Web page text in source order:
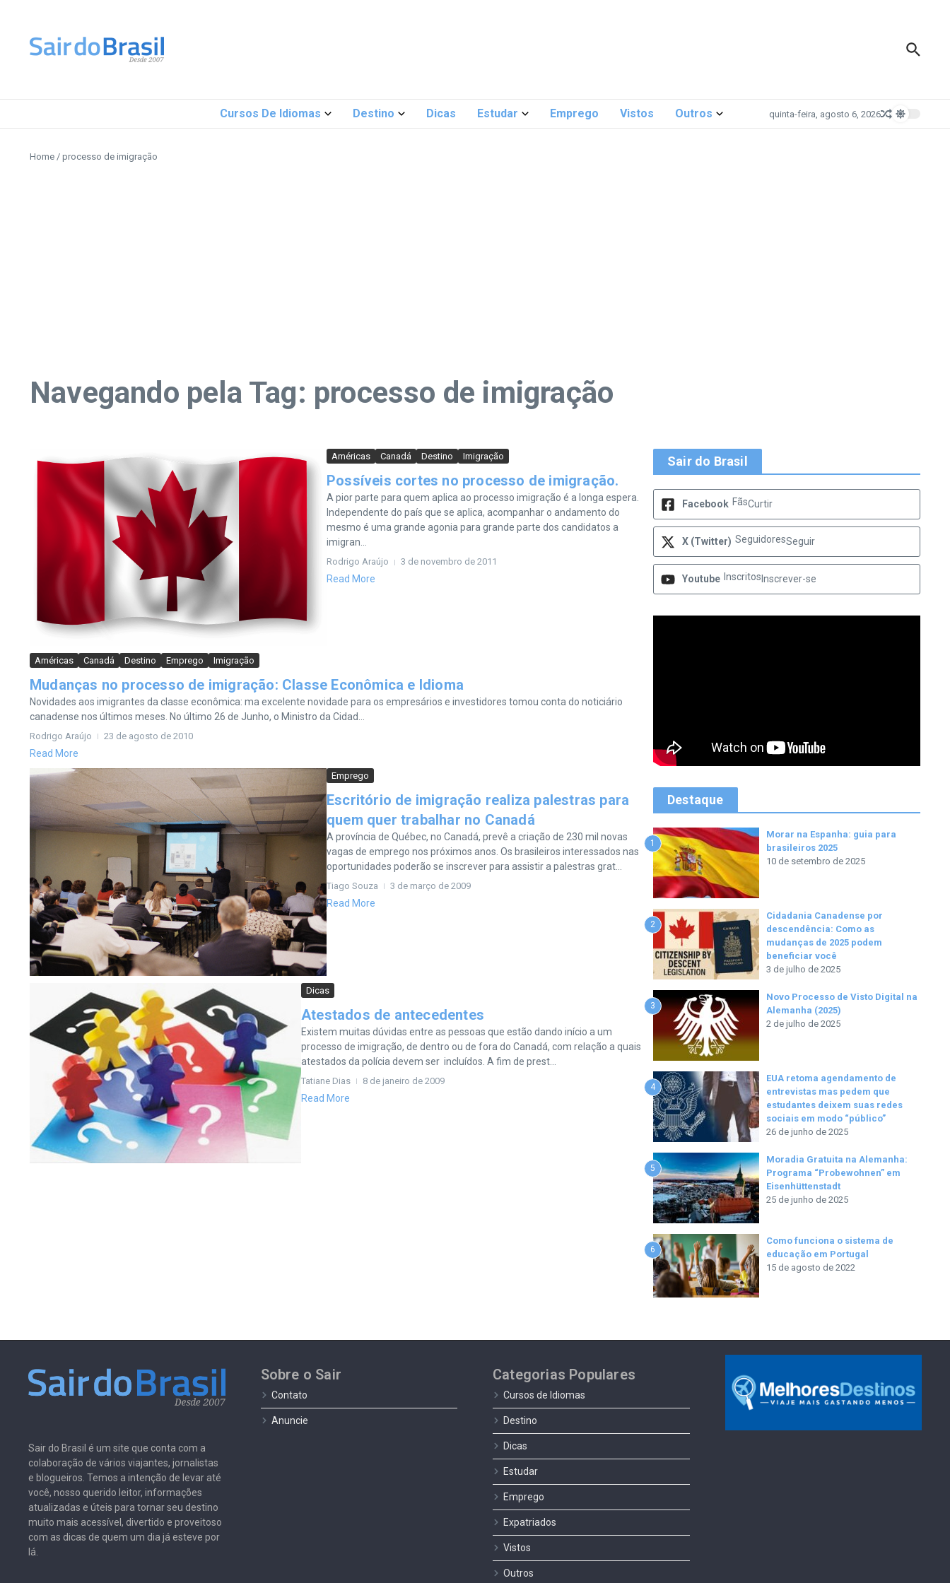
Cursos De Idiomas Destino Dicas Estudar Emprego Vistos Outros quinta-feira, agosto 6, 2026
Home / processo de imigração
Navegando pela Tag: processo de imigração
Américas Canadá Destino Imigração
Possíveis cortes no processo de imigração.
A pior parte para quem aplica ao processo imigração é a longa espera.
Independente do país que se aplica, acompanhar o andamento do
mesmo é uma grande agonia para grande parte dos candidatos a
imigran...
Rodrigo Araújo 3 de novembro de 2011
Read More
Américas Canadá Destino Emprego Imigração
Mudanças no processo de imigração: Classe Econômica e Idioma
Novidades aos imigrantes da classe econômica: ma excelente novidade para os empresários e investidores tomou conta do noticiário
canadense nos últimos meses. No último 26 de Junho, o Ministro da Cidad...
Rodrigo Araújo 23 de agosto de 2010
Read More
Emprego
Escritório de imigração realiza palestras para
quem quer trabalhar no Canadá
A província de Québec, no Canadá, prevê a criação de 230 mil novas
vagas de emprego nos próximos anos. Os brasileiros interessados nas
oportunidades poderão se inscrever para assistir a palestras grat...
Tiago Souza 3 de março de 2009
Read More
Dicas
Atestados de antecedentes
Existem muitas dúvidas entre as pessoas que estão dando início a um
processo de imigração, de dentro ou de fora do Canadá, com relação a quais
atestados da polícia devem ser incluídos. A fim de prest...
Tatiane Dias 8 de janeiro de 2009
Read More
Sair do Brasil
Facebook FãsCurtir
X (Twitter) SeguidoresSeguir
Youtube Inscritos Inscrever-se
Destaque
1
Morar na Espanha: guia para
brasileiros 2025
10 de setembro de 2025
2
Cidadania Canadense por
descendência: Como as
mudanças de 2025 podem
beneficiar você
3 de julho de 2025
3
Novo Processo de Visto Digital na
Alemanha (2025)
2 de julho de 2025
4
EUA retoma agendamento de
entrevistas mas pedem que
estudantes deixem suas redes
sociais em modo “público”
26 de junho de 2025
5
Moradia Gratuita na Alemanha:
Programa “Probewohnen” em
Eisenhüttenstadt
25 de junho de 2025
6
Como funciona o sistema de
educação em Portugal
15 de agosto de 2022
Sair do Brasil é um site que conta com a
colaboração de vários viajantes, jornalistas
e blogueiros. Temos a intenção de levar até
você, nosso querido leitor, informações
atualizadas e úteis para tornar seu destino
muito mais acessível, divertido e proveitoso
com as dicas de quem um dia já esteve por
lá.
Sobre o Sair
Contato
Anuncie
Categorias Populares
Cursos de Idiomas
Destino
Dicas
Estudar
Emprego
Expatriados
Vistos
Outros